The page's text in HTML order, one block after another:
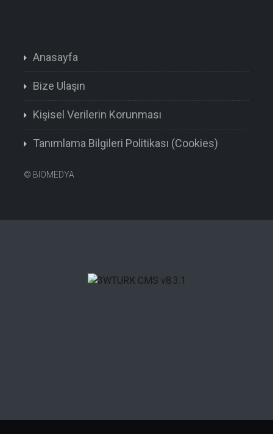
Anasayfa
Bize Ulaşın
Kişisel Verilerin Korunması
Tanımlama Bilgileri Politikası (Cookies)
© BIOMEDYA